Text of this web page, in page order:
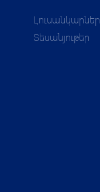
Լուսանկարներ
Տեսանյութեր